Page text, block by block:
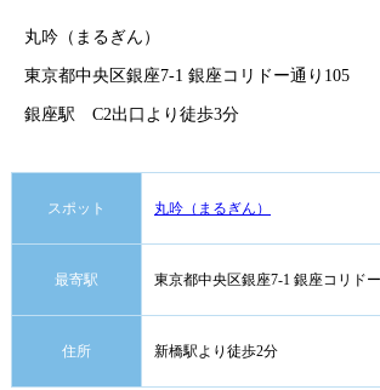
丸吟（まるぎん）
東京都中央区銀座7-1 銀座コリドー通り105
銀座駅 C2出口より徒歩3分
スポット 丸吟（まるぎん）
最寄駅 東京都中央区銀座7-1 銀座コリド
住所 新橋駅より徒歩2分